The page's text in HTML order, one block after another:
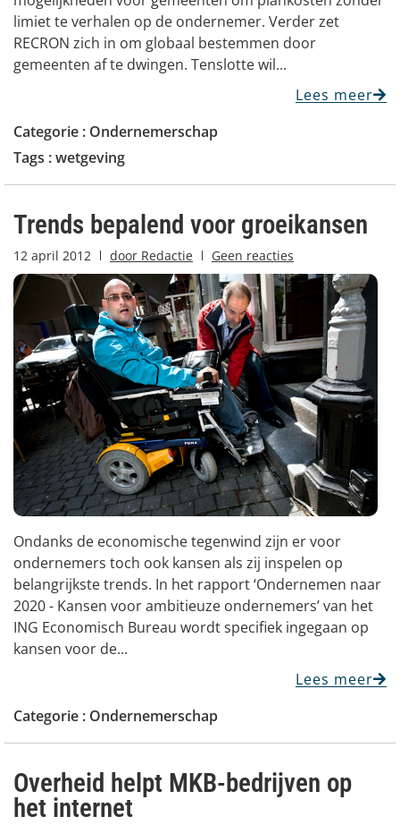
limiet te verhalen op de ondernemer. Verder zet
RECRON zich in om globaal bestemmen door
gemeenten af te dwingen. Tenslotte wil...
Lees meer
Categorie : Ondernemerschap
Tags :wetgeving
Trends bepalend voor groeikansen
12 april 2012 door Redactie Geen reacties
Ondanks de economische tegenwind zijn er voor
ondernemers toch ook kansen als zij inspelen op
belangrijkste trends. In het rapport ‘Ondernemen naar
2020 - Kansen voor ambitieuze ondernemers’ van het
ING Economisch Bureau wordt specifiek ingegaan op
kansen voor de...
Lees meer
Categorie : Ondernemerschap
Overheid helpt MKB-bedrijven op
het internet